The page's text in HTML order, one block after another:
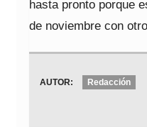
hasta pronto porque
de noviembre con
AUTOR: Redacción